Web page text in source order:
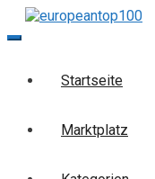
Skip
to
Startseite
Marktplatz